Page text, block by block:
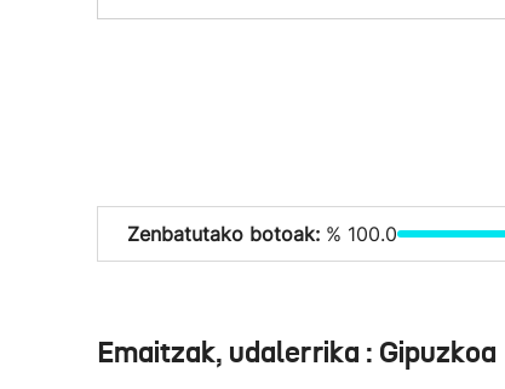
Zenbatutako botoak: % 100.0
Emaitzak, udalerrika : Gipuzkoa